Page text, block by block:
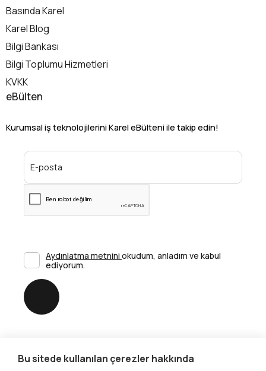
Basında Karel
Karel Blog
Bilgi Bankası
Bilgi Toplumu Hizmetleri
KVKK
eBülten
Kurumsal iş teknolojilerini Karel eBülteni ile takip edin!
Aydınlatma metnini okudum, anladım ve kabul
ediyorum.
Gönder
Bu sitede kullanılan çerezler hakkında